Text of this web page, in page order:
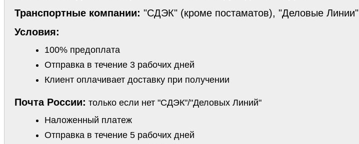
Транспортные компании: "СДЭК" (кроме постаматов), "Деловые Линии"
Условия:
100% предоплата
Отправка в течение 3 рабочих дней
Клиент оплачивает доставку при получении
Почта России: только если нет "СДЭК"/"Деловых Линий"
Наложенный платеж
Отправка в течение 5 рабочих дней